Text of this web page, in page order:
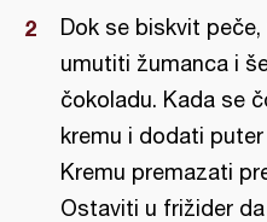
Dok se biskvit
umutiti žumanca i
čokoladu. Kada se
kremu i dodati
Kremu premazati
Ostaviti u frižider